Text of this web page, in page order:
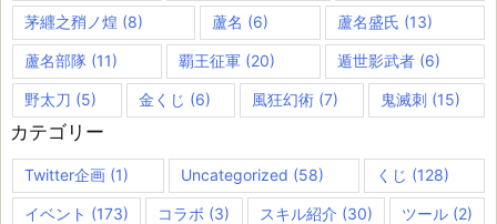
茅纒之矟ノ煌 (8) 蘆名 (6) 蘆名盛氏 (13)
蘆名部隊 (11) 覇王征軍 (20) 遁世影武者(6)
野太刀 (5) 金くじ (6) 風狂幻術 (7) 鬼滅刺(15)
カテゴリー
Twitter企画 (1) Uncategorized (58) くじ (128)
イベント (173) コラボ (3) スキル紹介 (30) ツール(2)